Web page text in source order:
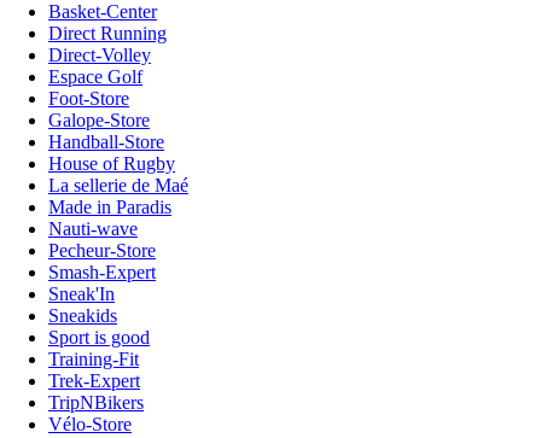
Basket-Center
Direct Running
Direct-Volley
Espace Golf
Foot-Store
Galope-Store
Handball-Store
House of Rugby
La sellerie de Maé
Made in Paradis
Nauti-wave
Pecheur-Store
Smash-Expert
Sneak'In
Sneakids
Sport is good
Training-Fit
Trek-Expert
TripNBikers
Vélo-Store